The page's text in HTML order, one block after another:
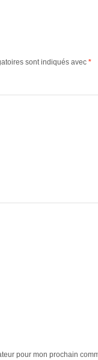
sont indiqués avec *
pour mon prochain